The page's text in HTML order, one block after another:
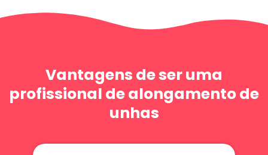
Vantagens de ser uma
profissional de alongamento de
unhas